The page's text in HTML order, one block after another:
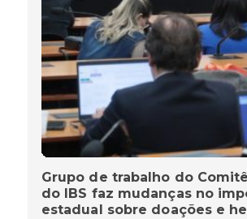
Grupo de trabalho do
do IBS faz mudanças no
estadual sobre doações e